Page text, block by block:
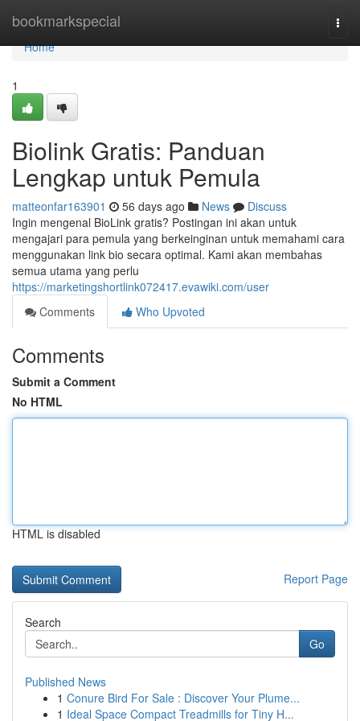
bookmarkspecial
Home
Home
1
Biolink Gratis: Panduan
Lengkap untuk Pemula
matteonfar163901 56 days ago News
Discuss
Ingin mengenal BioLink gratis? Postingan ini akan untuk
mengajari para pemula yang berkeinginan untuk memahami cara
menggunakan link bio secara optimal. Kami akan membahas
semua utama yang perlu
https://marketingshortlink072417.evawiki.com/user
Comments
Who Upvoted
Comments
Submit a Comment
No HTML
HTML is disabled
Report Page
Search
Go
Published News
1 Conure Bird For Sale : Discover Your Plume...
1 Ideal Space Compact Treadmills for Tiny H...